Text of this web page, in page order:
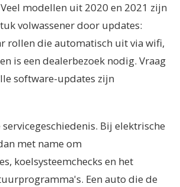
modellen uit 2020 en 2021 zijn
volwassener door updates:
rollen die automatisch uit via wifi,
is een dealerbezoek nodig. Vraag
software-updates zijn
Bij elektrische
met name om
koelsysteemchecks en het
Een auto die de